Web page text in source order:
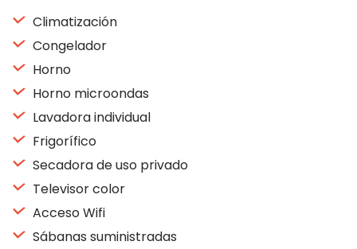
Climatización
Congelador
Horno
Horno microondas
Lavadora individual
Frigorífico
Secadora de uso privado
Televisor color
Acceso Wifi
Sábanas suministradas